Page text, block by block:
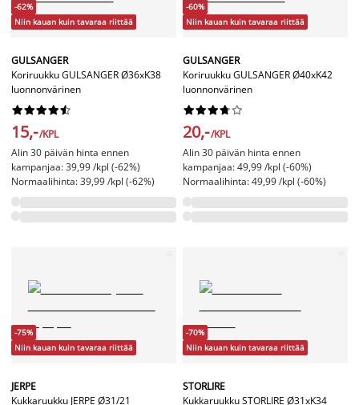
-62%
Niin kauan kuin tavaraa riittää
GULSANGER
Koriruukku GULSANGER Ø36xK38
luonnonvärinen






15,-/KPL
Alin 30 päivän hinta ennen
kampanjaa: 39,99 /kpl (-62%)
Normaalihinta: 39,99 /kpl (-62%)
-60%
Niin kauan kuin tavaraa riittää
GULSANGER
Koriruukku GULSANGER Ø40xK42
luonnonvärinen






20,-/KPL
Alin 30 päivän hinta ennen
kampanjaa: 49,99 /kpl (-60%)
Normaalihinta: 49,99 /kpl (-60%)
-75%
Niin kauan kuin tavaraa riittää
JERPE
Kukkaruukku JERPE Ø31/21
-70%
Niin kauan kuin tavaraa riittää
STORLIRE
Kukkaruukku STORLIRE Ø31xK34